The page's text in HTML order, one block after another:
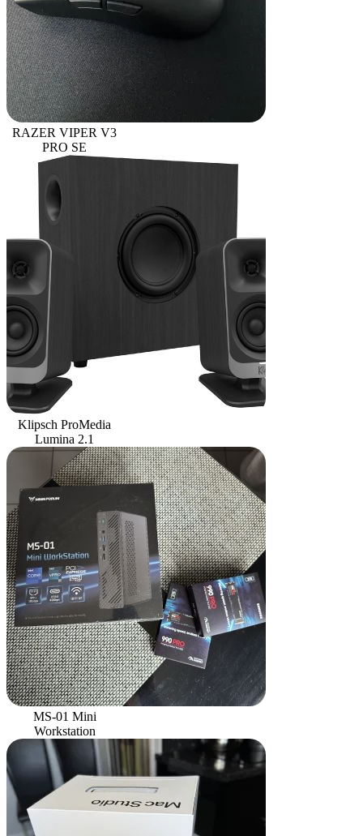
RAZER VIPER V3
PRO SE
Klipsch ProMedia
Lumina 2.1
MS-01 Mini
Workstation